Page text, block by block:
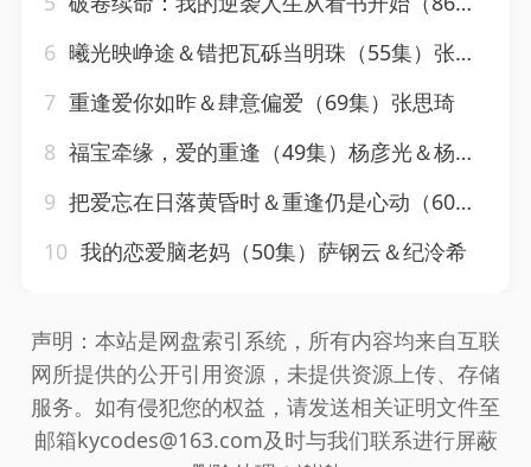
6 曦光映峥途＆错把瓦砾当明珠（55集）张曼娜&纪泠希
7 重逢爱你如昨＆肆意偏爱（69集）张思琦
8 福宝牵缘，爱的重逢（49集）杨彦光＆杨雨萌
9 把爱忘在日落黄昏时＆重逢仍是心动（60集）张力壬＆张紫菡
10 我的恋爱脑老妈（50集）萨钢云＆纪泠希
声明：本站是网盘索引系统，所有内容均来自互联
网所提供的公开引用资源，未提供资源上传、存储
服务。如有侵犯您的权益，请发送相关证明文件至
邮箱kycodes@163.com及时与我们联系进行屏蔽